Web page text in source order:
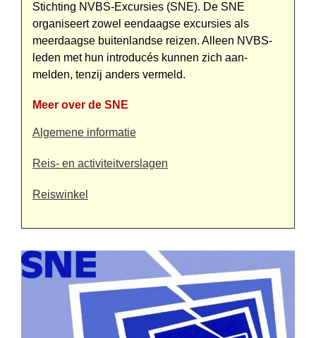
Stichting NVBS-Excursies (SNE). De SNE
organiseert zowel eendaagse excursies als
meerdaagse buiten­landse reizen. Alleen NVBS-
leden met hun introducés kunnen zich aan­
melden, tenzij anders vermeld.
Meer over de SNE
Algemene informatie
Reis- en activiteitverslagen
Reiswinkel